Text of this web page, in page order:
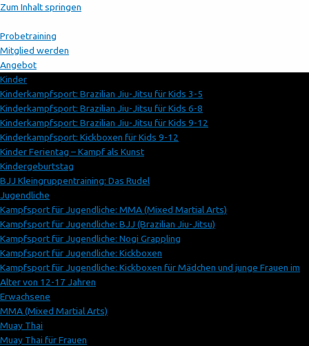
Zum Inhalt springen
Probetraining
Mitglied werden
Angebot
Kinder
Kinderkampfsport: Brazilian Jiu-Jitsu für Kids 3-5
Kinderkampfsport: Brazilian Jiu-Jitsu für Kids 6-8
Kinderkampfsport: Brazilian Jiu-Jitsu für Kids 9-12
Kinderkampfsport: Kickboxen für Kids 9-12
Kinder Ferientag – Kampf als Kunst
Kindergeburtstag
BJJ Kleingruppentraining: Das Rudel
Jugendliche
Kampfsport für Jugendliche: MMA (Mixed Martial Arts)
Kampfsport für Jugendliche: BJJ (Brazilian Jiu-Jitsu)
Kampfsport für Jugendliche: Nogi Grappling
Kampfsport für Jugendliche: Kickboxen
Kampfsport für Jugendliche: Kickboxen für Mädchen und junge Frauen im
Alter von 12-17 Jahren
Erwachsene
MMA (Mixed Martial Arts)
Muay Thai
Muay Thai für Frauen